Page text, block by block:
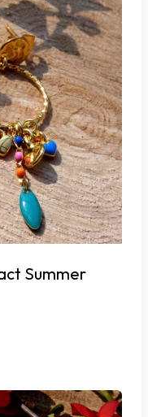
Summer